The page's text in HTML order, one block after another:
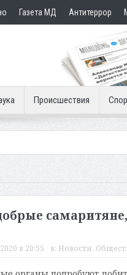
Газета МД Антитеррор
Происшествия
в 20:55 в: Новости,